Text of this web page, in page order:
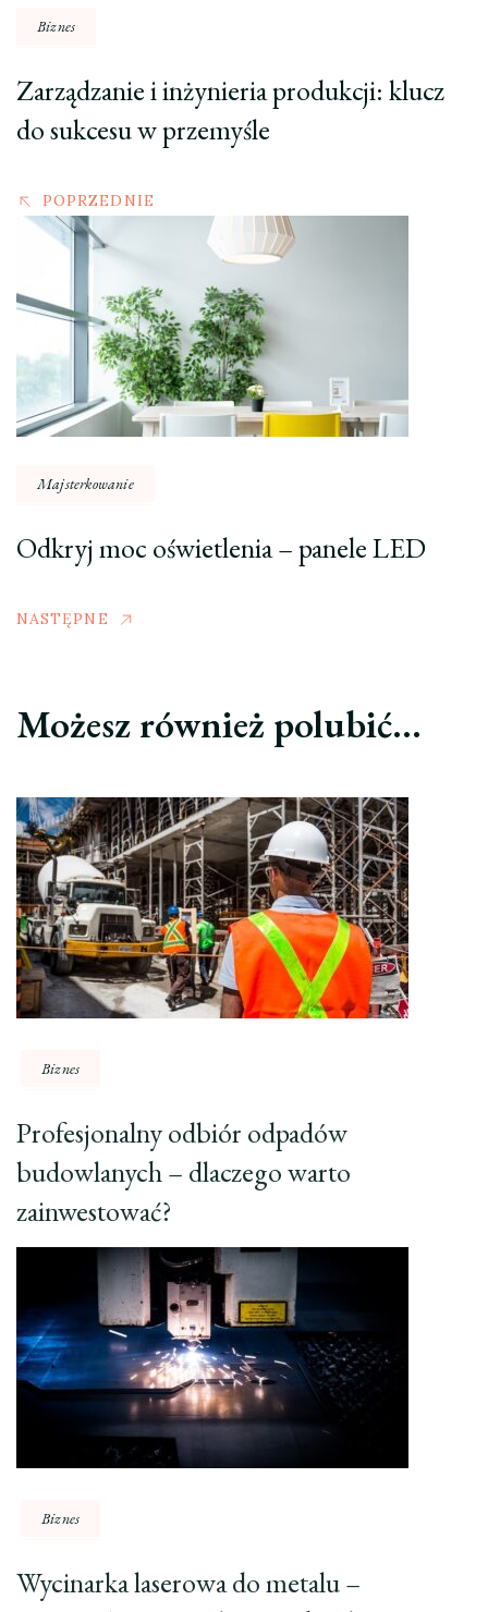
Biznes
Zarządzanie i inżynieria produkcji: klucz
do sukcesu w przemyśle
POPRZEDNIE
Majsterkowanie
Odkryj moc oświetlenia – panele LED
NASTĘPNE
Możesz również polubić…
Biznes
Profesjonalny odbiór odpadów
budowlanych – dlaczego warto
zainwestować?
Biznes
Wycinarka laserowa do metalu –